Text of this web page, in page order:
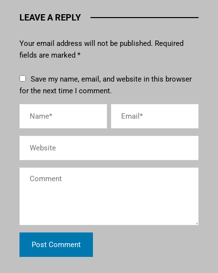
LEAVE A REPLY
Your email address will not be published. Required
fields are marked *
Save my name, email, and website in this browser
for the next time I comment.